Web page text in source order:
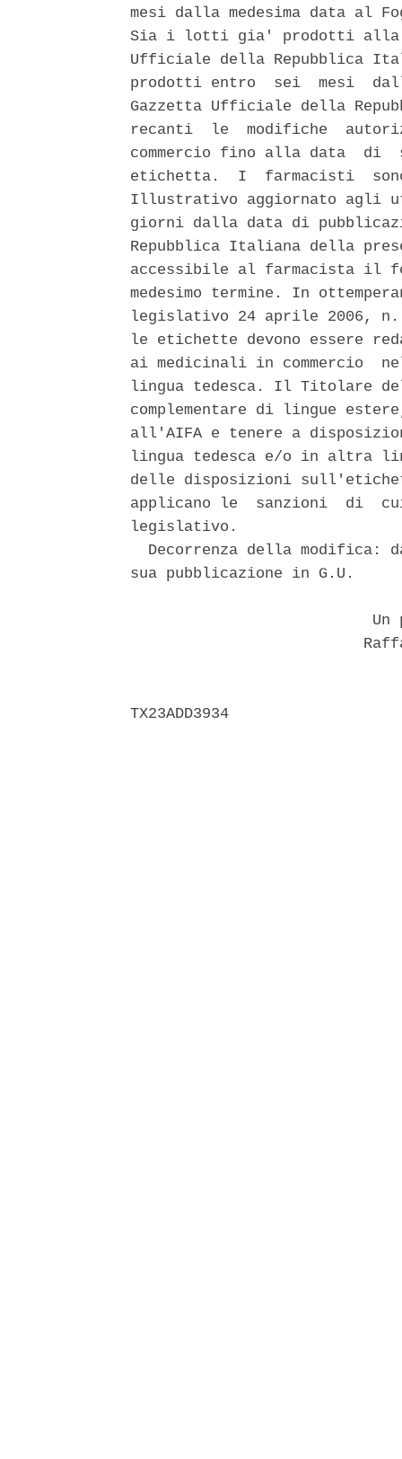
mesi dalla medesima data
Sia i lotti gia' prodotti alla
Ufficiale della Repubblica
prodotti entro  sei  mesi
Gazzetta Ufficiale della
recanti  le  modifiche
commercio fino alla data  di
etichetta.  I  farmacisti
Illustrativo aggiornato agli
giorni dalla data di
Repubblica Italiana della
accessibile al farmacista il
medesimo termine. In
legislativo 24 aprile 2006,
le etichette devono essere
ai medicinali in commercio
lingua tedesca. Il Titolare
complementare di lingue
all'AIFA e tenere a
lingua tedesca e/o in altra
delle disposizioni
applicano le  sanzioni  di
legislativo.
Decorrenza della modifica:
sua pubblicazione in G.U.
Un